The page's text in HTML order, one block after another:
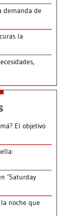
demanda de
la
El objetivo
‘Saturday
noche que